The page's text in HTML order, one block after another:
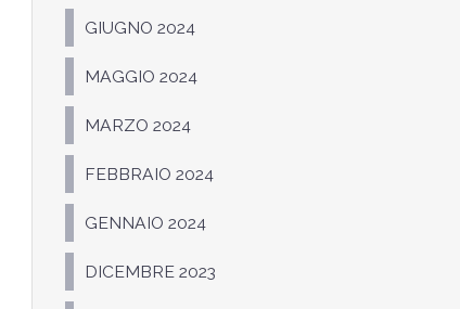
GIUGNO 2024
MAGGIO 2024
MARZO 2024
FEBBRAIO 2024
GENNAIO 2024
DICEMBRE 2023